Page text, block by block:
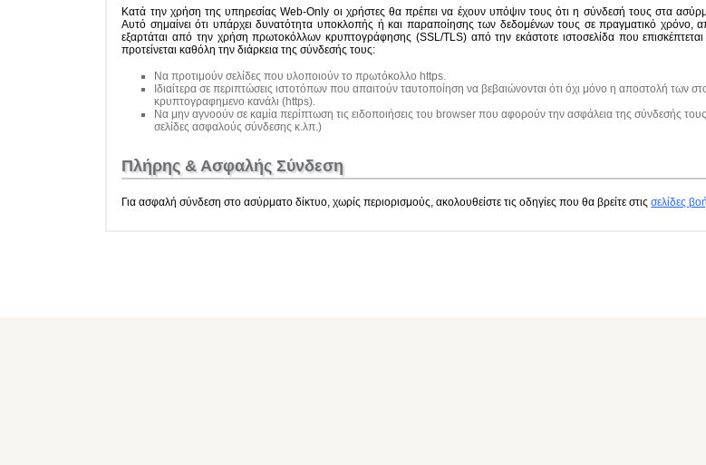
Κατά την χρήση της υπηρεσίας Web-Only οι χρήστες θα πρέπει να έχουν υπόψιν τους ότι η σύνδεσή τους στα
Αυτό σημαίνει ότι υπάρχει δυνατότητα υποκλοπής ή και παραποίησης των δεδομένων τους σε πραγματικό χρόνο,
εξαρτάται από την χρήση πρωτοκόλλων κρυπτογράφησης (SSL/TLS) από την εκάστοτε ιστοσελίδα που
προτείνεται καθόλη την διάρκεια της σύνδεσής τους:
Να προτιμούν σελίδες που υλοποιούν το πρωτόκολλο https.
Ιδιαίτερα σε περιπτώσεις ιστοτόπων που απαιτούν ταυτοποίηση να βεβαιώνονται ότι όχι μόνο η αποστολή των
κρυπτογραφημενο κανάλι (https).
Να μην αγνοούν σε καμία περίπτωση τις ειδοποιήσεις του browser που αφορούν την ασφάλεια της σύνδεσής
σελίδες ασφαλούς σύνδεσης κ.λπ.)
Πλήρης & Ασφαλής Σύνδεση
Για ασφαλή σύνδεση στο ασύρματο δίκτυο, χωρίς περιορισμούς, ακολουθείστε τις οδηγίες που θα βρείτε στιςσελίδες